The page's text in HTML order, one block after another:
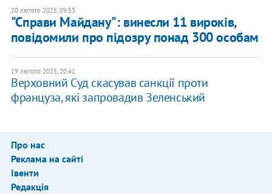
20 лютого 2025, 09:53
"Справи Майдану": винесли 11 вироків,
повідомили про підозру понад 300 особам
19 лютого 2025, 20:41
Верховний Суд скасував санкції проти
француза, які запровадив Зеленський
Про нас
Реклама на сайті
Івенти
Редакція